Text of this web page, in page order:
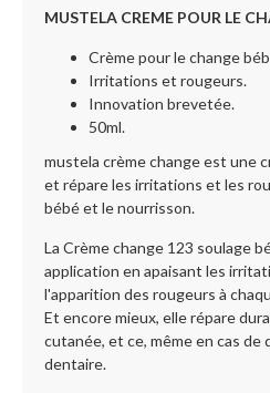
MUSTELA CREME POUR LE
Crème pour le change
Irritations et rougeurs.
Innovation brevetée.
50ml.
mustela crème change est une
et répare les irritations et les
bébé et le nourrisson.
La Crème change 123 soulage
application en apaisant les
l'apparition des rougeurs à
Et encore mieux, elle répare
cutanée, et ce, même en cas de
dentaire.